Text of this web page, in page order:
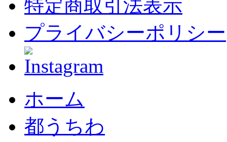
特定商取引法表示
プライバシーポリシー
ホーム
都うちわ